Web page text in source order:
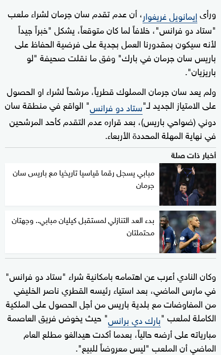
ورأىإيمانويل غريغوار، أن عدم تقدم سان جرمان لشراء ملعب
"ستاد دو فرانس"، خلافاً لما كان متوقعاً، يشكل "خبراً جيداً
لأنه سيكون بمقدورنا العمل بجدية على فرضية الحفاظ على
باريس سان جرمان في بارك" وفق ما نقلت صحيفة "لو
باريزيان".
ولم يعد سان جرمان المملوك قطرياً، مرشحاً لشراء او الحصول
على الامتياز الجديد لـ"ستاد دو فرانس" الواقع في منطقة سان
دوني (ضواحي باريس)، بعد قراره عدم التقدم كأحد المرشحين
في نهاية المهلة المحددة الأربعاء.
أخبار ذات صلة
مبابي يسجل رقما قياسيا تاريخيا مع باريس سان
جرمان
بدء العد التنازلي لمستقبل كيليان مبابي.. وجهتان
محتملتان
وكان النادي أعرب عن اهتمامه بامكانية شراء "ستاد دو فرانس"
في مارس الماضي، بعد استياء رئيسه القطري ناصر الخليفي
من المفاوضات مع بلدية باريس من أجل الحصول على الملكية
الكاملة لملعب "بارك دي برانس" حيث يخوض فريق العاصمة
مبارياته على أرضه حالياً، بعدما أكدت هيدالغو مطلع العام
الماضي أن الملعب "ليس معروضاً للبيع".